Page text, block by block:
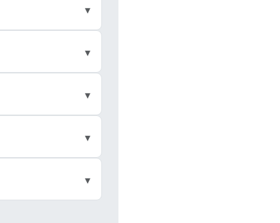
▾
ETF 是《證券
、稅費都不同，
▾
準》§2 第三款
制。對綜所稅邊
▾
0.3%、ETF 賣出
股票完全相
▾
、01003T 兆豐
「兆豐」），
▾